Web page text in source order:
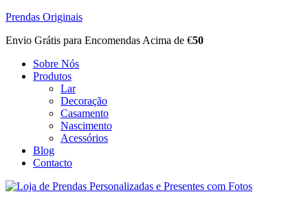
Prendas Originais
Envio Grátis para Encomendas Acima de €50
Sobre Nós
Produtos
Lar
Decoração
Casamento
Nascimento
Acessórios
Blog
Contacto